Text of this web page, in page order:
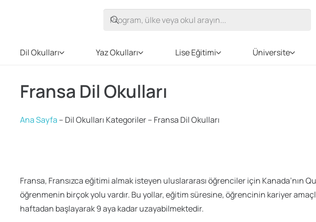
Dil Okulları Yaz Okulları Lise Eğitimi Üniversite
Fransa Dil Okulları
Ana Sayfa – Dil Okulları Kategoriler– Fransa Dil Okulları
Fransa, Fransızca eğitimi almak isteyen uluslararası öğrenciler için Kanada’nın
öğrenmenin birçok yolu vardır. Bu yollar, eğitim süresine, öğrencinin kariyer
haftadan başlayarak 9 aya kadar uzayabilmektedir.